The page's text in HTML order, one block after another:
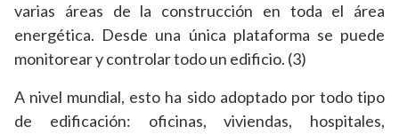
varias áreas de la construcción en toda el área
energética. Desde una única plataforma se puede
monitorear y controlar todo un edificio. (3)
A nivel mundial, esto ha sido adoptado por todo tipo
de edificación: oficinas, viviendas, hospitales,